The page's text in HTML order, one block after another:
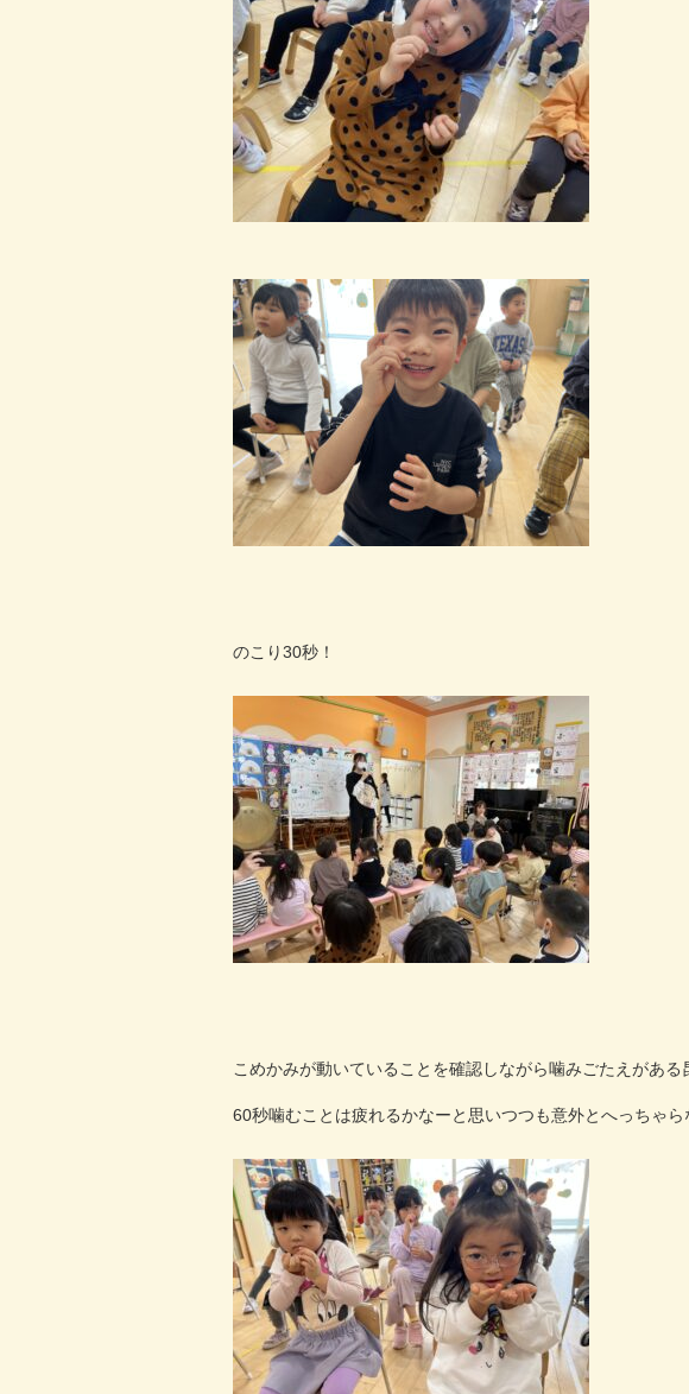
のこり30秒！
こめかみが動いていることを確認しながら噛みごたえがある
60秒噛むことは疲れるかなーと思いつつも意外とへっちゃら